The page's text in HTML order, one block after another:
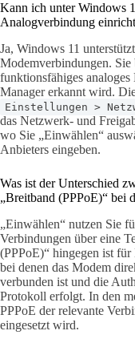
Kann ich unter Windows
Analogverbindung
Ja, Windows 11
Modemverbindungen. Sie
funktionsfähiges
Manager erkannt wird.
Einstellungen >
das Netzwerk- und
wo Sie „Einwählen“
Anbieters eingeben.
Was ist der Unterschied
„Breitband (PPPoE)“ bei
„Einwählen“ nutzen Sie
Verbindungen über eine
(PPPoE)“ hingegen ist
bei denen das Modem
verbunden ist und die
Protokoll erfolgt. In den
PPPoE der relevante
eingesetzt wird.